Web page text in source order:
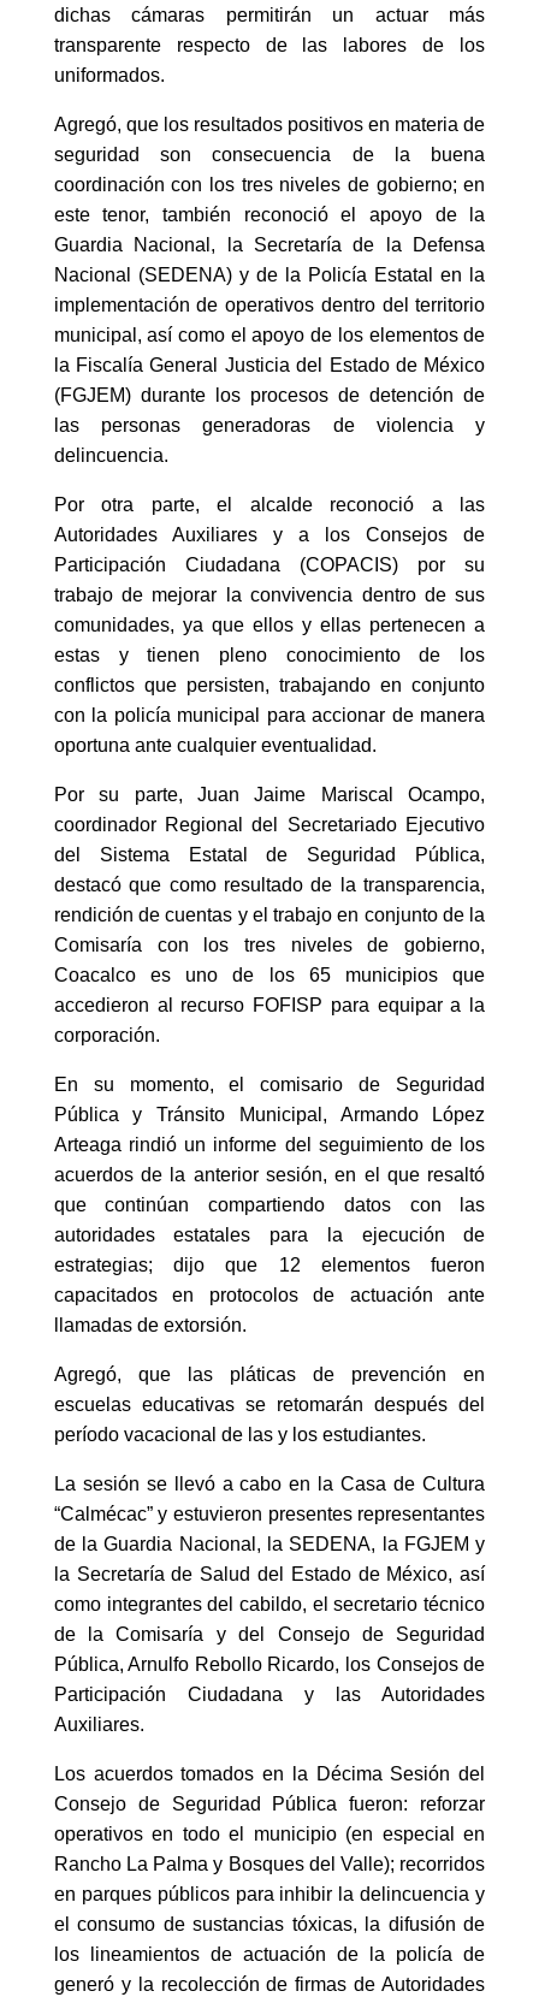
dichas cámaras permitirán un actuar más
transparente respecto de las labores de los
uniformados.
Agregó, que los resultados positivos en materia de
seguridad son consecuencia de la buena
coordinación con los tres niveles de gobierno; en
este tenor, también reconoció el apoyo de la
Guardia Nacional, la Secretaría de la Defensa
Nacional (SEDENA) y de la Policía Estatal en la
implementación de operativos dentro del territorio
municipal, así como el apoyo de los elementos de
la Fiscalía General Justicia del Estado de México
(FGJEM) durante los procesos de detención de
las personas generadoras de violencia y
delincuencia.
Por otra parte, el alcalde reconoció a las
Autoridades Auxiliares y a los Consejos de
Participación Ciudadana (COPACIS) por su
trabajo de mejorar la convivencia dentro de sus
comunidades, ya que ellos y ellas pertenecen a
estas y tienen pleno conocimiento de los
conflictos que persisten, trabajando en conjunto
con la policía municipal para accionar de manera
oportuna ante cualquier eventualidad.
Por su parte, Juan Jaime Mariscal Ocampo,
coordinador Regional del Secretariado Ejecutivo
del Sistema Estatal de Seguridad Pública,
destacó que como resultado de la transparencia,
rendición de cuentas y el trabajo en conjunto de la
Comisaría con los tres niveles de gobierno,
Coacalco es uno de los 65 municipios que
accedieron al recurso FOFISP para equipar a la
corporación.
En su momento, el comisario de Seguridad
Pública y Tránsito Municipal, Armando López
Arteaga rindió un informe del seguimiento de los
acuerdos de la anterior sesión, en el que resaltó
que continúan compartiendo datos con las
autoridades estatales para la ejecución de
estrategias; dijo que 12 elementos fueron
capacitados en protocolos de actuación ante
llamadas de extorsión.
Agregó, que las pláticas de prevención en
escuelas educativas se retomarán después del
período vacacional de las y los estudiantes.
La sesión se llevó a cabo en la Casa de Cultura
“Calmécac” y estuvieron presentes representantes
de la Guardia Nacional, la SEDENA, la FGJEM y
la Secretaría de Salud del Estado de México, así
como integrantes del cabildo, el secretario técnico
de la Comisaría y del Consejo de Seguridad
Pública, Arnulfo Rebollo Ricardo, los Consejos de
Participación Ciudadana y las Autoridades
Auxiliares.
Los acuerdos tomados en la Décima Sesión del
Consejo de Seguridad Pública fueron: reforzar
operativos en todo el municipio (en especial en
Rancho La Palma y Bosques del Valle); recorridos
en parques públicos para inhibir la delincuencia y
el consumo de sustancias tóxicas, la difusión de
los lineamientos de actuación de la policía de
generó y la recolección de firmas de Autoridades